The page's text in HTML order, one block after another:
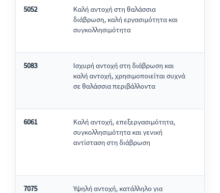
5052
Καλή αντοχή στη θαλάσσια
διάβρωση, καλή εργασιμότητα και
συγκολλησιμότητα
5083
Ισχυρή αντοχή στη διάβρωση και
καλή αντοχή, χρησιμοποιείται συχνά
σε θαλάσσια περιβάλλοντα
6061
Καλή αντοχή, επεξεργασιμότητα,
συγκολλησιμότητα και γενική
αντίσταση στη διάβρωση
7075 Υψηλή αντοχή, κατάλληλο για